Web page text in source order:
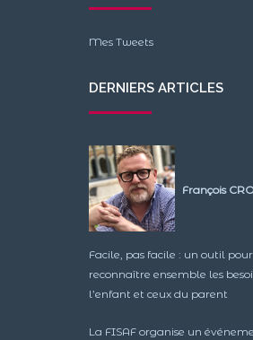
Mes Tweets
DERNIERS ARTICLES
François
Facile, pas facile : un outil pour
reconnaître ensemble les
l’enfant et ceux du parent
La FISAF organise un